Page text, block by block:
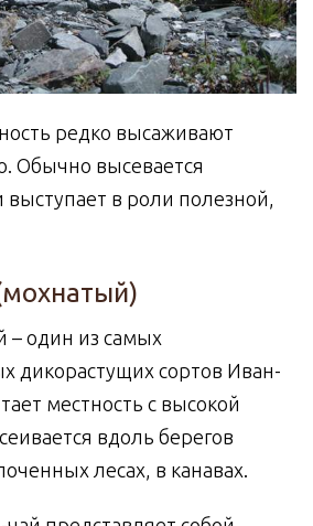
редко высаживают
Обычно высевается
выступает в роли полезной,
– один из самых
дикорастущих сортов Иван-
местность с высокой
вдоль берегов
лесах, в канавах.